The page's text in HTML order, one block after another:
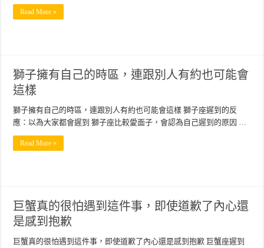
Read More »
獅子擁有自己的時區，連跟別人有約也可能會
這樣
獅子擁有自己的時區，連跟別人有約也可能會這樣 獅子座遲到的反
應：以為大家都會遲到 獅子座比較愛面子，會認為自己遲到的原因 …
Read More »
巨蟹真的很怕遇到這件事，即使道歉了內心還
是感到抱歉
巨蟹真的很怕遇到這件事，即使道歉了內心還是感到抱歉 巨蟹座遲到